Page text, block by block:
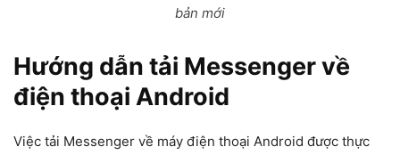
bản mới
Hướng dẫn tải Messenger về
điện thoại Android
Việc tải Messenger về máy điện thoại Android được thực